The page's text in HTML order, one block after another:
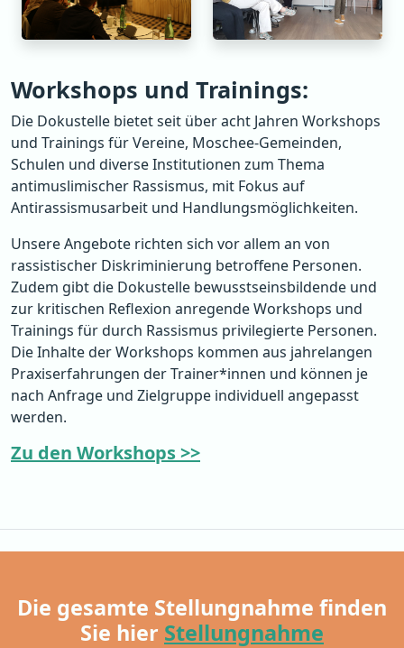
Workshops und Trainings:
Die Dokustelle bietet seit über acht Jahren Workshops
und Trainings für Vereine, Moschee-Gemeinden,
Schulen und diverse Institutionen zum Thema
antimuslimischer Rassismus, mit Fokus auf
Antirassismusarbeit und Handlungsmöglichkeiten.
Unsere Angebote richten sich vor allem an von
rassistischer Diskriminierung betroffene Personen.
Zudem gibt die Dokustelle bewusstseinsbildende und
zur kritischen Reflexion anregende Workshops und
Trainings für durch Rassismus privilegierte Personen.
Die Inhalte der Workshops kommen aus jahrelangen
Praxiserfahrungen der Trainer*innen und können je
nach Anfrage und Zielgruppe individuell angepasst
werden.
Zu den Workshops >>
Die gesamte Stellungnahme finden
Sie hier Stellungnahme